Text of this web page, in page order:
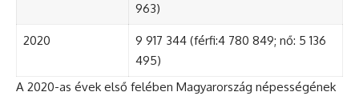
963)
2020
9 917 344 (férfi:4 780 849; nő: 5 136
495)
A 2020-as évek első felében Magyarország népességének